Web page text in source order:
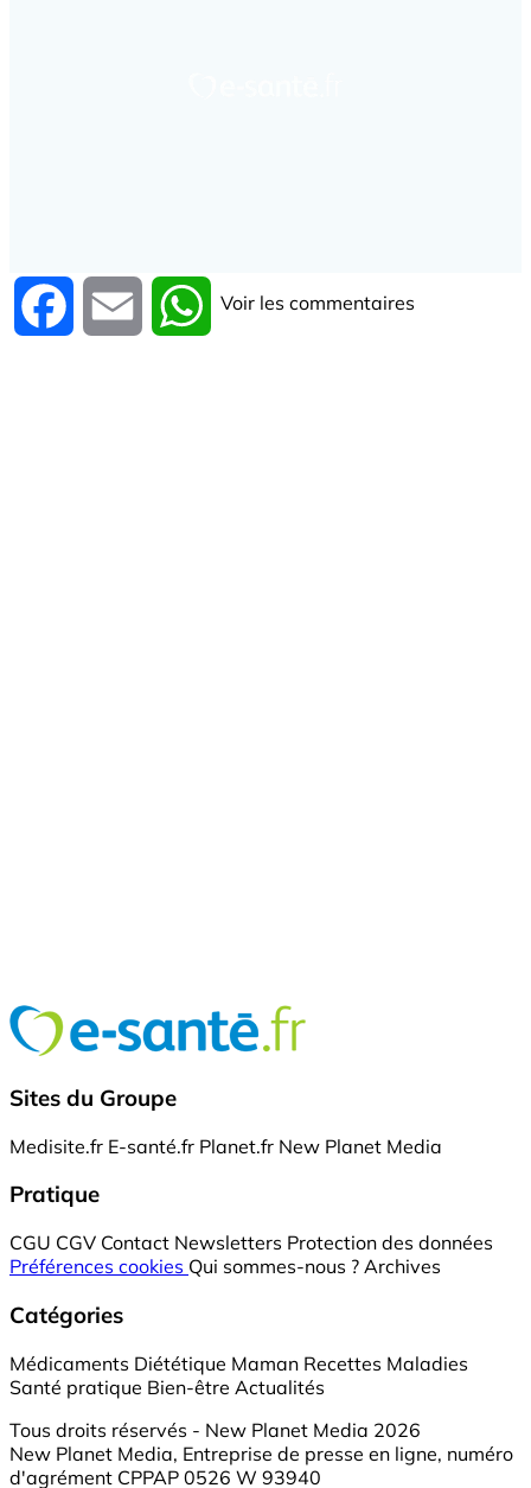
Facebook Email WhatsApp
Voir les commentaires
Sites du Groupe
Medisite.fr E-santé.fr Planet.fr New Planet Media
Pratique
CGU CGV Contact Newsletters Protection des données
Préférences cookies Qui sommes-nous ? Archives
Catégories
Médicaments Diététique Maman Recettes Maladies
Santé pratique Bien-être Actualités
Tous droits réservés - New Planet Media 2026
New Planet Media, Entreprise de presse en ligne, numéro
d'agrément CPPAP 0526 W 93940